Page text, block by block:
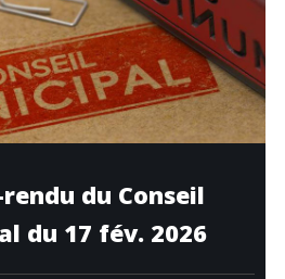
du Conseil
du 17 fév. 2026